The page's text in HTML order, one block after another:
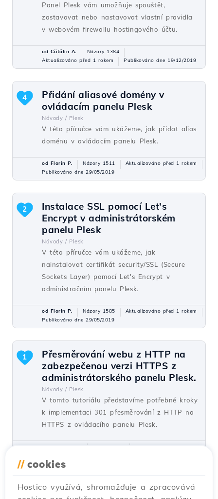
Panel Plesk vám umožňuje spouštět,
zastavovat nebo nastavovat vlastní pravidla
v webovém firewallu hostingového účtu.
od Cătălin A.
Názory 1384
Aktualizováno před 1 rokem
Publikováno dne 19/12/2019
Přidání aliasové domény v
ovládacím panelu Plesk
Návody / Plesk
V této příručce vám ukážeme, jak přidat alias
doménu v ovládacím panelu Plesk.
4
od Florin P. Názory 1511
Aktualizováno před 1 rokem
Publikováno dne 29/05/2019
Instalace SSL pomocí Let's
Encrypt v administrátorském
panelu Plesk
Návody / Plesk
V této příručce vám ukážeme, jak
nainstalovat certifikát security/SSL (Secure
Sockets Layer) pomocí Let's Encrypt v
administračním panelu Plesk.
2
od Florin P. Názory 1585
Aktualizováno před 1 rokem
Publikováno dne 29/05/2019
Přesměrování webu z HTTP na
zabezpečenou verzi HTTPS z
administrátorského panelu Plesk.
Návody / Plesk
V tomto tutoriálu představíme potřebné kroky
k implementaci 301 přesměrování z HTTP na
HTTPS z ovládacího panelu Plesk.
1
od Alexandru J.
Názory 1444
Vytvoření Plesk e-mailového účtu
1
// cookies
Hostico využívá, shromažďuje a zpracovává